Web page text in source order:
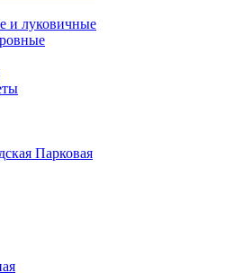
и луковичные
Парковая